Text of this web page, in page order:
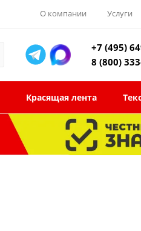
О компании Услуги
+7 (495)
8 (800)
Красящая лента